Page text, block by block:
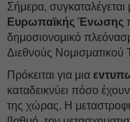
Σήμερα,
Ευρωπαϊκής Ένωσης
δημοσιονομικό
Διεθνούς Νομισματικού
Πρόκειται για μια
καταδεικνύει πόσο
της χώρας. Η